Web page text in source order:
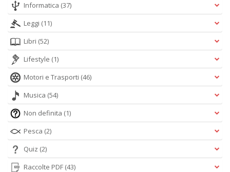
Informatica (37)
Leggi (11)
Libri (52)
Lifestyle (1)
Motori e Trasporti (46)
Musica (54)
Non definita (1)
Pesca (2)
Quiz (2)
Raccolte PDF (43)